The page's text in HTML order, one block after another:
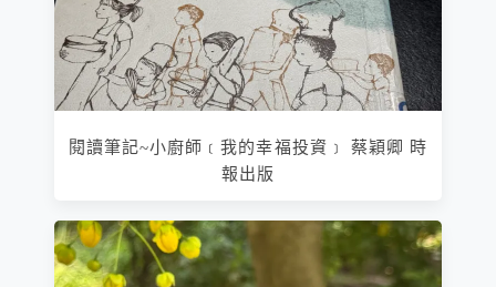
閱讀筆記~小廚師﹝我的幸福投資﹞ 蔡穎卿 時
報出版